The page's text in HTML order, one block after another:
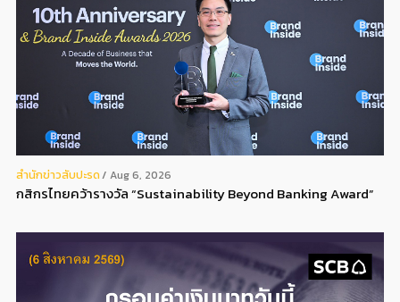
สํานักข่าวสับปะรด Aug 6, 2026
กสิกรไทยคว้ารางวัล “Sustainability Beyond Banking Award”